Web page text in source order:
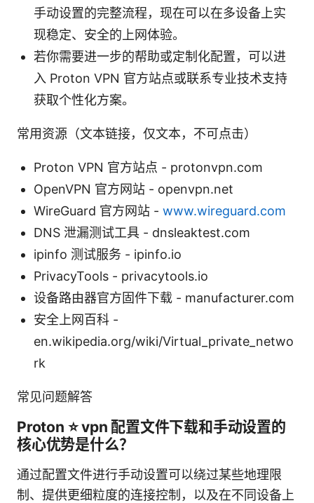
手动设置的完整流程，现在可以在多设备上实
现稳定、安全的上网体验。
若你需要进一步的帮助或定制化配置，可以进
入 Proton VPN 官方站点或联系专业技术支持
获取个性化方案。
常用资源（文本链接，仅文本，不可点击）
Proton VPN 官方站点 - protonvpn.com
OpenVPN 官方网站 - openvpn.net
WireGuard 官方网站 - www.wireguard.com
DNS 泄漏测试工具 - dnsleaktest.com
ipinfo 测试服务 - ipinfo.io
PrivacyTools - privacytools.io
设备路由器官方固件下载 - manufacturer.com
安全上网百科 -
en.wikipedia.org/wiki/Virtual_private_netwo
rk
常见问题解答
Proton ⭐ vpn 配置文件下载和手动设置的
核心优势是什么？
通过配置文件进行手动设置可以绕过某些地理限
制、提供更细粒度的连接控制，以及在不同设备上